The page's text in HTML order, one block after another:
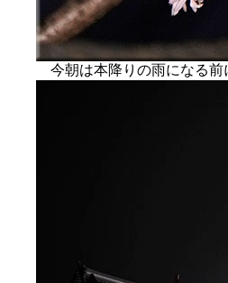
今朝は本降りの雨になる前